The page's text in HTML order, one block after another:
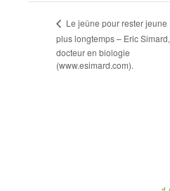
Le jeûne pour rester jeune
plus longtemps – Eric Simard,
docteur en biologie
(www.esimard.com).